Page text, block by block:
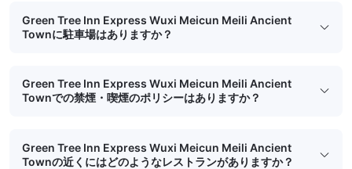
Green Tree Inn Express Wuxi Meicun Meili Ancient
Townに駐車場はありますか？
Green Tree Inn Express Wuxi Meicun Meili Ancient
Townでの禁煙・喫煙のポリシーはありますか？
Green Tree Inn Express Wuxi Meicun Meili Ancient
Townの近くにはどのようなレストランがありますか？